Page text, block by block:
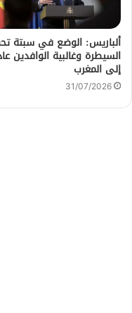
ألباريس: الوضع في سبتة
السيطرة وغالبية الوافدين
إلى المغرب
31/07/2026